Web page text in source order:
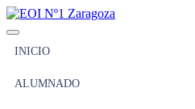
INICIO
ALUMNADO